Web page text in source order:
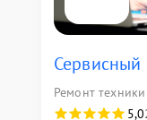
Сервисный
Ремонт
5,0